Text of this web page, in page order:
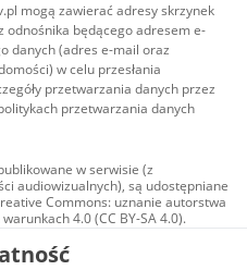
mogą zawierać adresy skrzynek
odnośnika będącego adresem e-
danych (adres e-mail oraz
w celu przesłania
przetwarzania danych przez
przetwarzania danych
w serwisie (z
audiowizualnych), są udostępniane
Commons: uznanie autorstwa
4.0 (CC BY-SA 4.0).
w tym zdjęcia, materiały
na licencji typu